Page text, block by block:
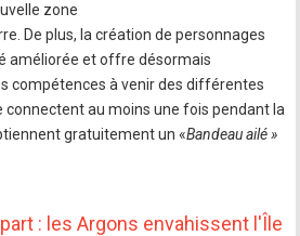
zone
De plus, la création de personnages
améliorée et offre désormais
compétences à venir des différentes
connectent au moins une fois pendant la
gratuitement un «Bandeau ailé »
: les Argons envahissent l'Île